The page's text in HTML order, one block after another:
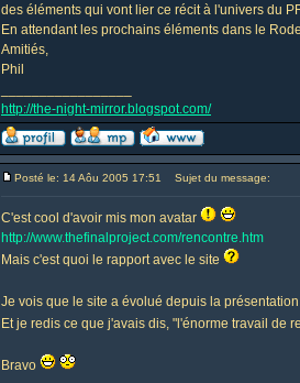
des éléments qui vont lier ce récit à l'univers du
En attendant les prochains éléments dans le
Amitiés,
Phil
http://the-night-mirror.blogspot.com/
Posté le: 14 Aôu 2005 17:51 Sujet du message:
C'est cool d'avoir mis mon avatar
http://www.thefinalproject.com/rencontre.htm
Mais c'est quoi le rapport avec le site
Je vois que le site a évolué depuis la
Et je redis ce que j'avais dis, "l'énorme travail de
Bravo